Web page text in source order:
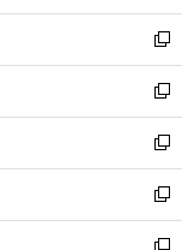
開
く
ウ
で
開
く
ン
ド
ウ
で
開
く
ウ
ィ
ン
ド
ウ
で
開
く
新
し
い
ウ
ィ
ン
ド
ウ
新
し
い
ウ
ィ
ン
新
し
い
ウ
新
し